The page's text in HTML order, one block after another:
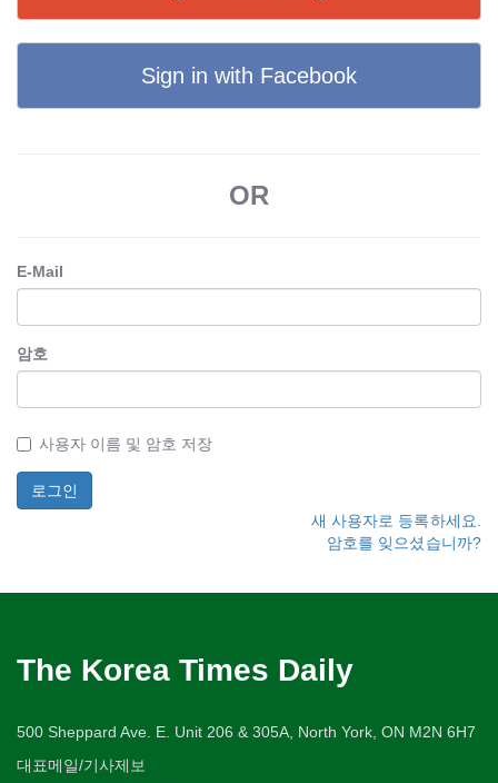
Sign in with Facebook
OR
E-Mail
암호
사용자 이름 및 암호 저장
새 사용자로 등록하세요.
암호를 잊으셨습니까?
The Korea Times Daily
500 Sheppard Ave. E. Unit 206 & 305A, North York, ON M2N 6H7
대표메일/기사제보